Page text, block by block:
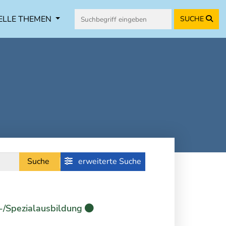
THEMEN SUCHE
Suche erweiterte Suche
Spezialausbildung